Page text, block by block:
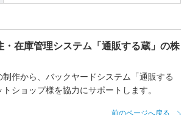
・在庫管理システム「通販する蔵」の株
制作から、バックヤードシステム「通販する
ショップ様を協力にサポートします。
前のページへ戻る